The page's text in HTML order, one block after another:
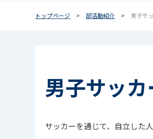
トップページ 部活動紹介 男子サ
男子サッカ
サッカーを通じて、自立した